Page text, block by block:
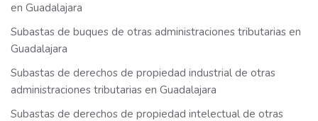
en Guadalajara
Subastas de buques de otras administraciones tributarias en
Guadalajara
Subastas de derechos de propiedad industrial de otras
administraciones tributarias en Guadalajara
Subastas de derechos de propiedad intelectual de otras